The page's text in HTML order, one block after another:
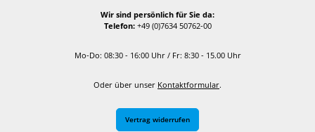
Wir sind persönlich für Sie da:
Telefon:+49 (0)7634 50762-00
Mo-Do: 08:30 - 16:00 Uhr / Fr: 8:30 - 15.00 Uhr
Oder über unser Kontaktformular.
Vertrag widerrufen